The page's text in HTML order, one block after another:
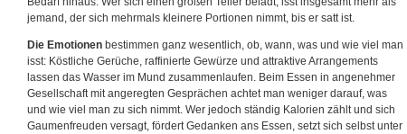
jemand, der sich mehrmals kleinere Portionen nimmt, bis er satt ist.
Die Emotionenbestimmen ganz wesentlich, ob, wann, was und wie viel man
isst: Köstliche Gerüche, raffinierte Gewürze und attraktive Arrangements
lassen das Wasser im Mund zusammenlaufen. Beim Essen in angenehmer
Gesellschaft mit angeregten Gesprächen achtet man weniger darauf, was
und wie viel man zu sich nimmt. Wer jedoch ständig Kalorien zählt und sich
Gaumenfreuden versagt, fördert Gedanken ans Essen, setzt sich selbst unter